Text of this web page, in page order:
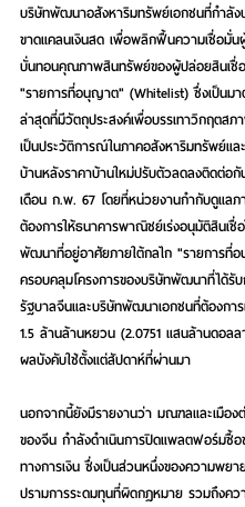
บริษัทพัฒนาอสังหาริมทรัพย์เอกชนที่กำลั
ขาดแคลนเงินสด เพื่อพลิกฟื้นความเชื่อมั่น
บั่นทอนคุณภาพสินทรัพย์ของผู้ปล่อยสินเชื่อ
"รายการที่อนุญาต" (Whitelist) ซึ่งเป็นม
ล่าสุดที่มีวัตถุประสงค์เพื่อบรรเทาวิกฤตส
เป็นประวัติการณ์ในภาคอสังหาริมทรัพย์แล
บ้านหลังราคาบ้านใหม่ปรับตัวลดลงติดต่อกั
เดือน ก.พ. 67 โดยที่หน่วยงานกำกับดูแลภ
ต้องการให้ธนาคารพาณิชย์เร่งอนุมัติสินเชื่
พัฒนาที่อยู่อาศัยภายใต้กลไก "รายการที่
ครอบคลุมโครงการของบริษัทพัฒนาที่ได้รั
รัฐบาลจีนและบริษัทพัฒนาเอกชนที่ต้องกา
1.5 ล้านล้านหยวน (2.0751 แสนล้านดอล
ผลบังคับใช้ตั้งแต่สัปดาห์ที่ผ่านมา
นอกจากนี้ยังมีรายงานว่า มณฑลและเมือ
ของจีน กำลังดำเนินการปิดแพลตฟอร์มซื้
ทางการเงิน ซึ่งเป็นส่วนหนึ่งของความพยา
ปรามการระดมทุนที่ผิดกฎหมาย รวมถึงคว